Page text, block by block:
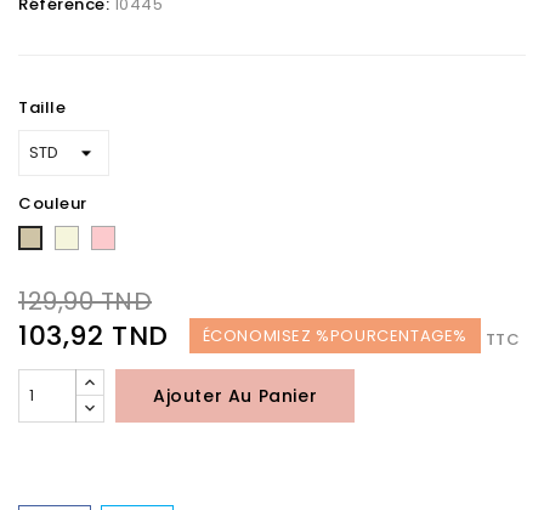
Taille
Couleur
Taupe
129,90 TND
103,92 TND ÉCONOMISEZ %POURCENTAGE% TTC
Ajouter Au Panier